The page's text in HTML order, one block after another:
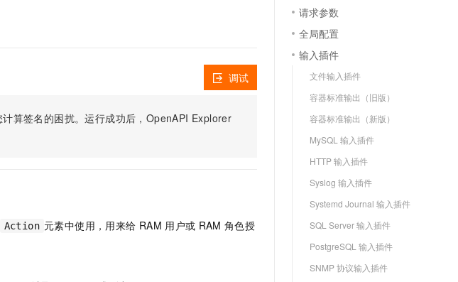
算签名的困扰。运行成功后，OpenAPI Explorer
调试
Action 元素中使用，用来给 RAM 用户或 RAM 角色授
请求参数
全局配置
输入插件
文件输入插件
容器标准输出（旧版）
容器标准输出（新版）
MySQL 输入插件
HTTP 输入插件
Syslog 输入插件
Systemd Journal 输入插件
SQL Server 输入插件
PostgreSQL 输入插件
SNMP 协议输入插件